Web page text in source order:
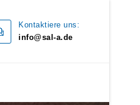
Kontaktiere uns:
info@sal-a.de